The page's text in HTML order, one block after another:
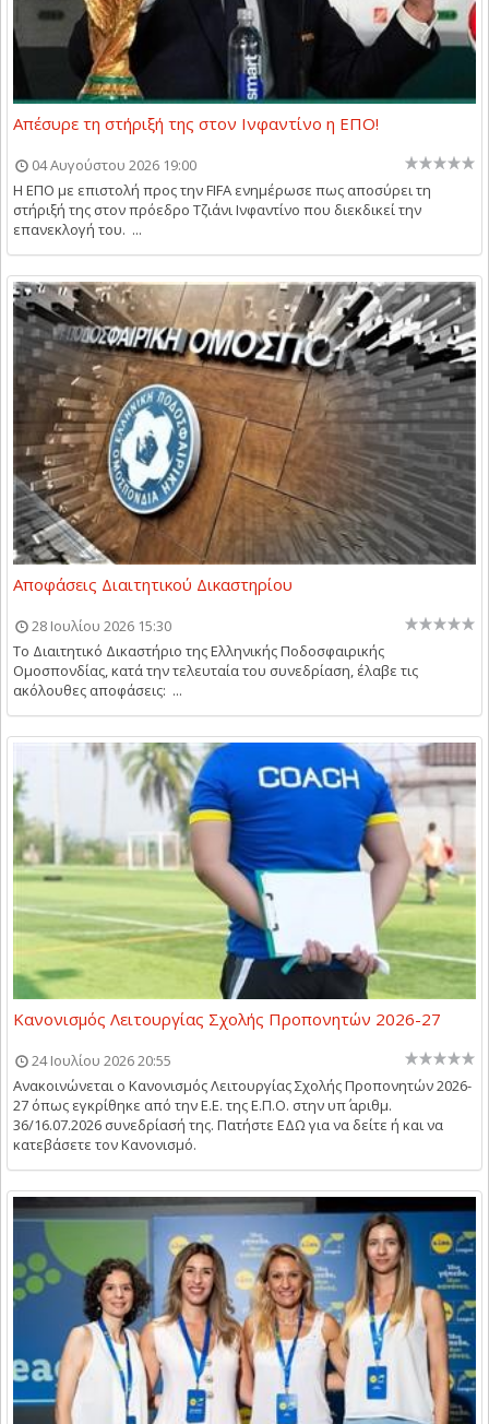
Απέσυρε τη στήριξή της στον Ινφαντίνο η ΕΠΟ!
04 Αυγούστου 2026 19:00
Η ΕΠΟ με επιστολή προς την FIFA ενημέρωσε πως αποσύρει τη
στήριξή της στον πρόεδρο Τζιάνι Ινφαντίνο που διεκδικεί την
επανεκλογή του. ...
Αποφάσεις Διαιτητικού Δικαστηρίου
28 Ιουλίου 2026 15:30
Το Διαιτητικό Δικαστήριο της Ελληνικής Ποδοσφαιρικής
Ομοσπονδίας, κατά την τελευταία του συνεδρίαση, έλαβε τις
ακόλουθες αποφάσεις: ...
Κανονισμός Λειτουργίας Σχολής Προπονητών 2026-27
24 Ιουλίου 2026 20:55
Ανακοινώνεται ο Κανονισμός Λειτουργίας Σχολής Προπονητών 2026-
27 όπως εγκρίθηκε από την Ε.Ε. της Ε.Π.Ο. στην υπ΄ αριθμ.
36/16.07.2026 συνεδρίασή της. Πατήστε ΕΔΩ για να δείτε ή και να
κατεβάσετε τον Κανονισμό.